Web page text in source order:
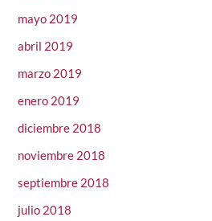
mayo 2019
abril 2019
marzo 2019
enero 2019
diciembre 2018
noviembre 2018
septiembre 2018
julio 2018